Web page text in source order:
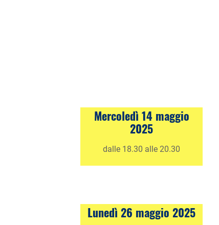
Mercoledì 14 maggio
2025
dalle 18.30 alle 20.30
Lunedì 26 maggio 2025